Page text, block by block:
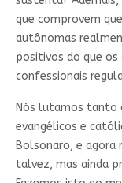
que comprovem
autônomas
positivos do que
confessionais
Nós lutamos tanto
evangélicos e
Bolsonaro, e agora
talvez, mas ainda